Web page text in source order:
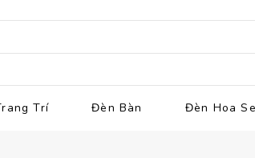
Trí Đèn Bàn Đèn Hoa